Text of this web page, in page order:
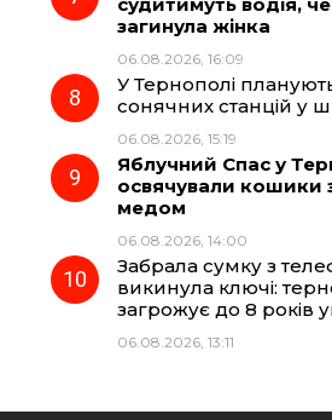
загинула жінка
06.08.2026, 16:09
У Тернополі
сонячних станцій у
06.08.2026, 15:19
Яблучний Спас у
освячували кошики
медом
06.08.2026, 14:00
Забрала сумку з
викинула ключі:
загрожує до 8 років
06.08.2026, 13:11